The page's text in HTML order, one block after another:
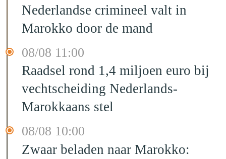
Nederlandse crimineel valt in
Marokko door de mand
08/08 11:00
Raadsel rond 1,4 miljoen euro bij
vechtscheiding Nederlands-
Marokkaans stel
08/08 10:00
Zwaar beladen naar Marokko: